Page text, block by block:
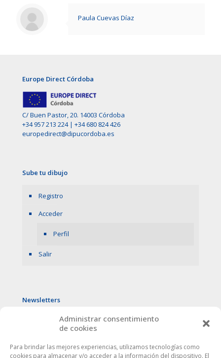
Administrar consentimiento
de cookies
Para brindar las mejores experiencias, utilizamos tecnologías como
cookies para almacenar y/o acceder a la información del dispositivo. El
Paula Cuevas Díaz
Europe Direct Córdoba
C/ Buen Pastor, 20. 14003 Córdoba
+34 957 213 224| +34 680 824 426
europedirect@dipucordoba.es
Sube tu dibujo
Registro
Acceder
Perfil
Salir
Newsletters